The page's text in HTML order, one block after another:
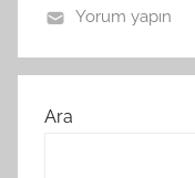
Yorum yapın
Ara